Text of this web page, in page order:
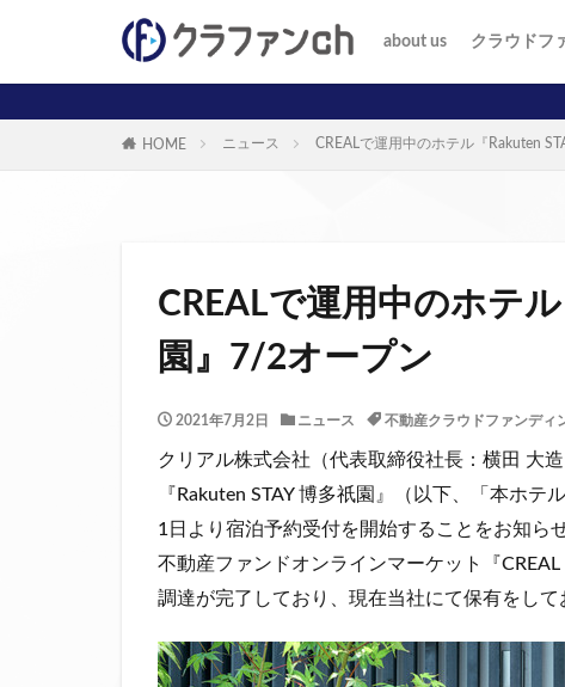
about us クラウドフ
HOME ニュース CREALで運用中のホテル『Rakuten
CREALで運用中のホテ
園』7/2オープン
2021年7月2日 ニュース 不動産クラウドファンディ
クリアル株式会社（代表取締役社長：横田 大
『Rakuten STAY 博多祇園』（以下、「本ホ
1日より宿泊予約受付を開始することをお知ら
不動産ファンドオンラインマーケット『
調達が完了しており、現在当社にて保有をして